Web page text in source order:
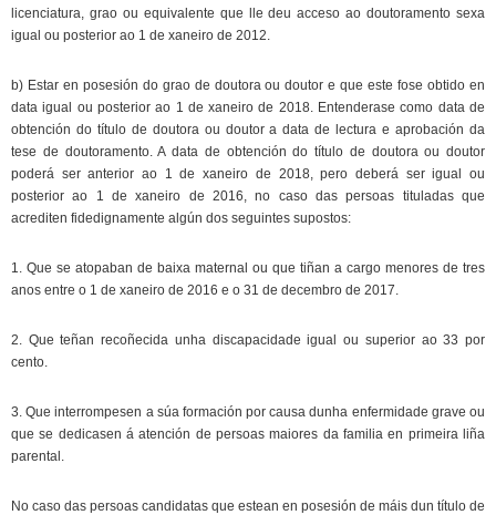
licenciatura, grao ou equivalente que lle deu acceso ao doutoramento sexa
igual ou posterior ao 1 de xaneiro de 2012.
b) Estar en posesión do grao de doutora ou doutor e que este fose obtido en
data igual ou posterior ao 1 de xaneiro de 2018. Entenderase como data de
obtención do título de doutora ou doutor a data de lectura e aprobación da
tese de doutoramento. A data de obtención do título de doutora ou doutor
poderá ser anterior ao 1 de xaneiro de 2018, pero deberá ser igual ou
posterior ao 1 de xaneiro de 2016, no caso das persoas tituladas que
acrediten fidedignamente algún dos seguintes supostos:
1. Que se atopaban de baixa maternal ou que tiñan a cargo menores de tres
anos entre o 1 de xaneiro de 2016 e o 31 de decembro de 2017.
2. Que teñan recoñecida unha discapacidade igual ou superior ao 33 por
cento.
3. Que interrompesen a súa formación por causa dunha enfermidade grave ou
que se dedicasen á atención de persoas maiores da familia en primeira liña
parental.
No caso das persoas candidatas que estean en posesión de máis dun título de